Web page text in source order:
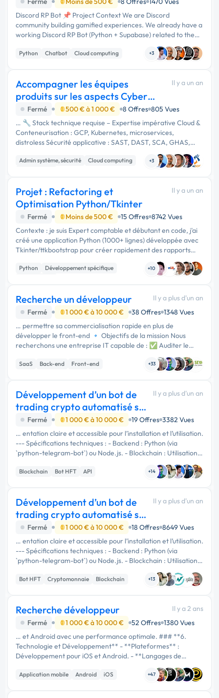
Discord RP Bot 📌 Project Context We are Discord
community building gamified experiences. We already have a
working Discord RP Bot (Python + Supabase) related to the
Thugz and street mechanics (economy, gangs, justice,
random situations with …
Python Chatbot Cloud computing +3
Accompagner les équipes
produits sur les aspects Cyber
Tech
Il y a un an
Fermé 500 € à 1 000 € 8 Offres 805 Vues
… 🔧 Stack technique requise – Expertise impérative Cloud &
Conteneurisation : GCP, Kubernetes, microservices,
distroless Sécurité applicative : SAST, DAST, SCA, GHAS,
Tenable, Trivy, OWASP Langages & Techs : Java, Python,
Node.js, APIs …
Admin système, sécurité
Cloud computing
+3
Projet : Refactoring et
Optimisation Python/Tkinter
Il y a un an
Fermé Moins de 500 € 15 Offres 8742 Vues
Contexte : je suis Expert comptable et débutant en code, j'ai
créé une application Python (1000+ lignes) développée avec
Tkinter/ttkbootstrap pour créer rapidement des rapports
d'expertise à partir de template. L'application fonctionne …
Python
Développement spécifique
+10
Recherche un développeur
Il y a plus d'un an
Fermé
1 000 € à 10 000 € 38 Offres 1348 Vues
… permettre sa commercialisation rapide en plus de
développer le front-end 🔹 Objectifs de la mission Nous
recherchons une entreprise IT capable de : ✅ Auditer le
back-end existant (code en Python, Dockerisé, Flask/Django).
✅ Corriger les bugs et …
SaaS Back-end Front-end +33
Développement d’un bot de
trading crypto automatisé sur
Telegram (SOL)
Il y a plus d'un an
Fermé 1 000 € à 10 000 € 19 Offres 3382 Vues
… entation claire et accessible pour l’installation et l’utilisation.
--- Spécifications techniques : - Backend : Python (via
`python-telegram-bot`) ou Node.js. - Blockchain : Utilisation
Blockchain Bot HFT API +14
Développement d’un bot de
trading crypto automatisé sur
Telegram (SOL)
Il y a plus d'un an
Fermé 1 000 € à 10 000 € 18 Offres 8649 Vues
… entation claire et accessible pour l’installation et l’utilisation.
--- Spécifications techniques : - Backend : Python (via
`python-telegram-bot`) ou Node.js. - Blockchain : Utilisation
Bot HFT Cryptomonnaie Blockchain +13
Recherche développeur
Il y a 2 ans
Fermé
1 000 € à 10 000 € 52 Offres 1380 Vues
… et Android avec une performance optimale. ### **6.
Technologie et Développement** - **Plateformes** :
Développement pour iOS et Android. - **Langages de
programmation** : - Backend : Node.js, PHP, ou Python. -
Frontend : React Native ou Flutter …
Application mobile Android iOS +47